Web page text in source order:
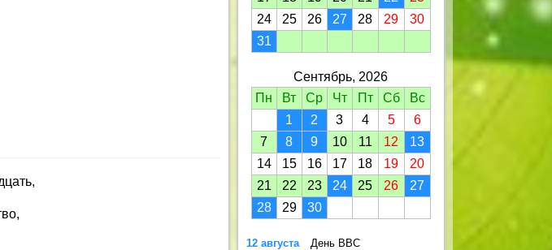
24
25 26 27 28 29
30
31
Сентябрь, 2026
Пн
Вт Ср Чт Пт Сб
Вс
1
2 3 4 5
6
7
8 9 10 11 12
13
14
15 16 17 18 19
20
21
22 23 24 25 26
27
28
29 30
12 августа
День ВВС